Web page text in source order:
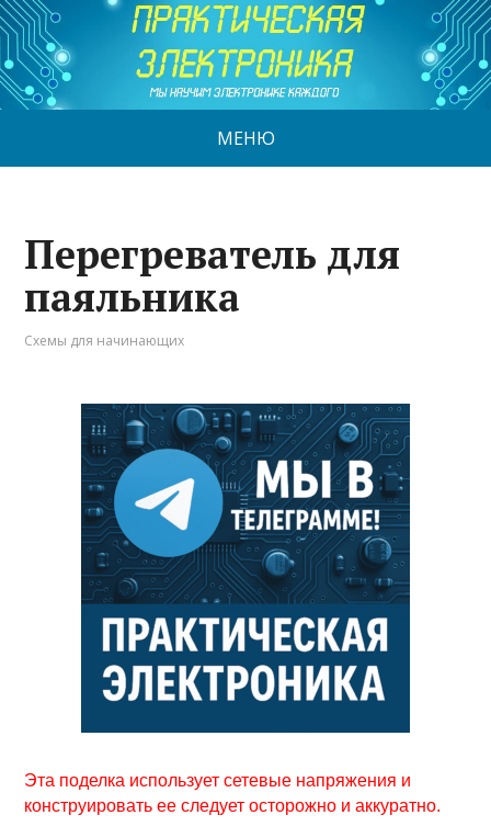
МЕНЮ
Перегреватель для
паяльника
Схемы для начинающих
Эта поделка использует сетевые напряжения и
конструировать ее следует осторожно и аккуратно.